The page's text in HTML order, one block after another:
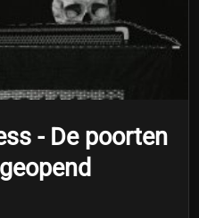
- De poorten